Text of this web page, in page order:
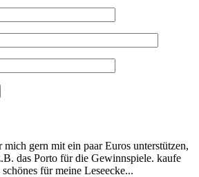
gern mit ein paar Euros unterstützen,
das Porto für die Gewinnspiele. kaufe
für meine Leseecke...